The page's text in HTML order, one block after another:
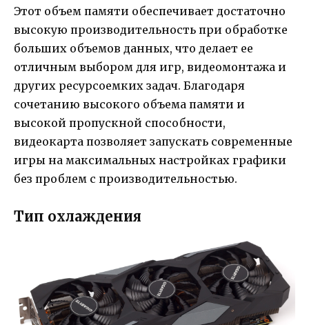
Этот объем памяти обеспечивает достаточно
высокую производительность при обработке
больших объемов данных, что делает ее
отличным выбором для игр, видеомонтажа и
других ресурсоемких задач. Благодаря
сочетанию высокого объема памяти и
высокой пропускной способности,
видеокарта позволяет запускать современные
игры на максимальных настройках графики
без проблем с производительностью.
Тип охлаждения